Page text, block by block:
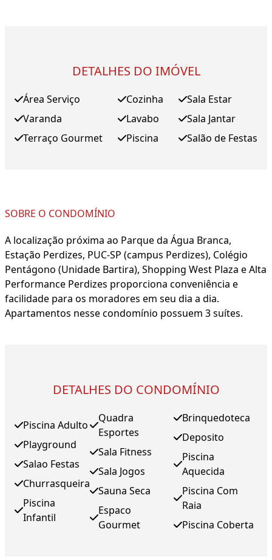
DETALHES DO IMÓVEL
Área Serviço
Varanda
Terraço Gourmet
Cozinha
Lavabo
Piscina
Sala Estar
Sala Jantar
Salão de Festas
SOBRE O CONDOMÍNIO
A localização próxima ao Parque da Água Branca,
Estação Perdizes, PUC-SP (campus Perdizes), Colégio
Pentágono (Unidade Bartira), Shopping West Plaza e Alta
Performance Perdizes proporciona conveniência e
facilidade para os moradores em seu dia a dia.
Apartamentos nesse condomínio possuem 3 suítes.
DETALHES DO CONDOMÍNIO
Piscina Adulto
Playground
Salao Festas
Churrasqueira
Piscina
Infantil
Quadra
Esportes
Sala Fitness
Sala Jogos
Sauna Seca
Espaco
Gourmet
Brinquedoteca
Deposito
Piscina
Aquecida
Piscina Com
Raia
Piscina Coberta